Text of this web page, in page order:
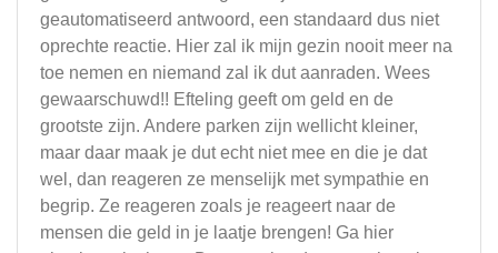
geautomatiseerd antwoord, een standaard dus niet
oprechte reactie. Hier zal ik mijn gezin nooit meer na
toe nemen en niemand zal ik dut aanraden. Wees
gewaarschuwd!! Efteling geeft om geld en de
grootste zijn. Andere parken zijn wellicht kleiner,
maar daar maak je dut echt niet mee en die je dat
wel, dan reageren ze menselijk met sympathie en
begrip. Ze reageren zoals je reageert naar de
mensen die geld in je laatje brengen! Ga hier